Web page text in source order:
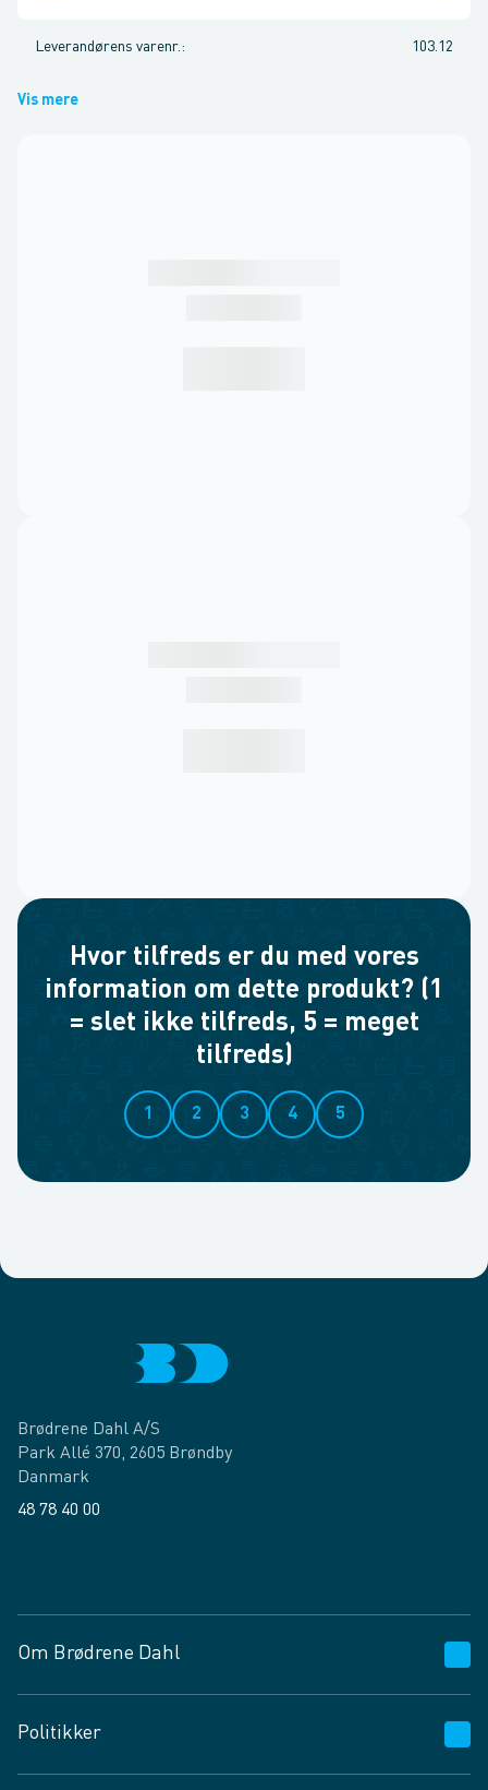
Leverandørens varenr. : 103.12
Vis mere
Hvor tilfreds er du med vores
information om dette produkt? (1
= slet ikke tilfreds, 5 = meget
tilfreds)
1 2 3 4 5
Brødrene Dahl A/S
Park Allé 370, 2605 Brøndby
Danmark
48 78 40 00
Om Brødrene Dahl
Vagttelefon 30 10 89 89
Spørgsmål og svar
Politikker